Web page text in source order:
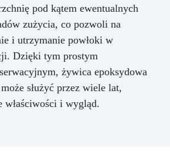
pod kątem ewentualnych
zużycia, co pozwoli na
i utrzymanie powłoki w
Dzięki tym prostym
żywica epoksydowa
służyć przez wiele lat,
właściwości i wygląd.